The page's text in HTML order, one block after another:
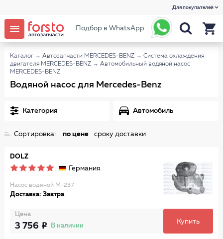
Для покупателей
Подбор в WhatsApp
Каталог → Автозапчасти MERCEDES-BENZ → Система охлаждения
двигателя MERCEDES-BENZ → Автомобильный водяной насос
MERCEDES-BENZ
Водяной насос для Mercedes-Benz
Категория Автомобиль
Сортировка: по цене сроку доставки
DOLZ
Германия
Насос водяной M-237
Доставка: Завтра
Цена
3 756 В наличии
Купить